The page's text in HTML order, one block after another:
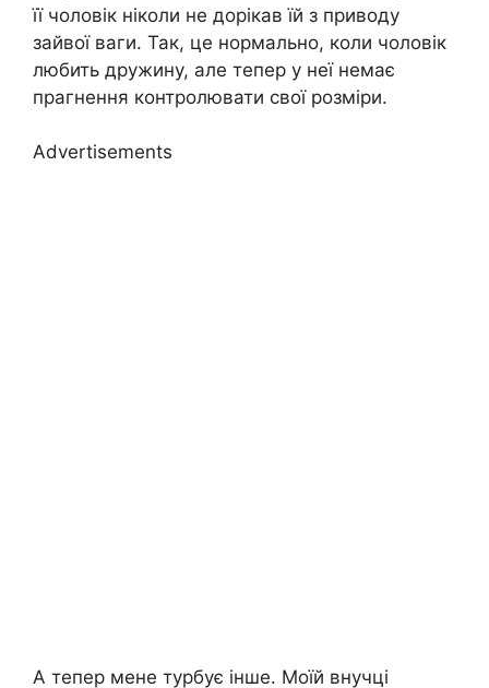
її чоловік ніколи не дорікав їй з приводу
зайвої ваги. Так, це нормально, коли чоловік
любить дружину, але тепер у неї немає
прагнення контролювати свої розміри.
Advertisements
А тепер мене турбує інше. Моїй внучці